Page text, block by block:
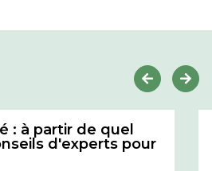
: à partir de quel
d'experts pour